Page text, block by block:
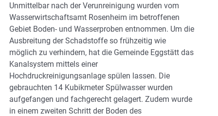
Unmittelbar nach der Verunreinigung wurden vom
Wasserwirtschaftsamt Rosenheim im betroffenen
Gebiet Boden- und Wasserproben entnommen. Um die
Ausbreitung der Schadstoffe so frühzeitig wie
möglich zu verhindern, hat die Gemeinde Eggstätt das
Kanalsystem mittels einer
Hochdruckreinigungsanlage spülen lassen. Die
gebrauchten 14 Kubikmeter Spülwasser wurden
aufgefangen und fachgerecht gelagert. Zudem wurde
in einem zweiten Schritt der Boden des